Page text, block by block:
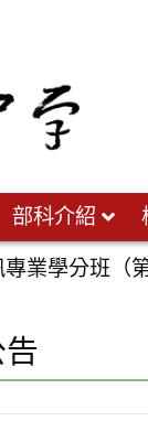
部科介紹
業學分班（